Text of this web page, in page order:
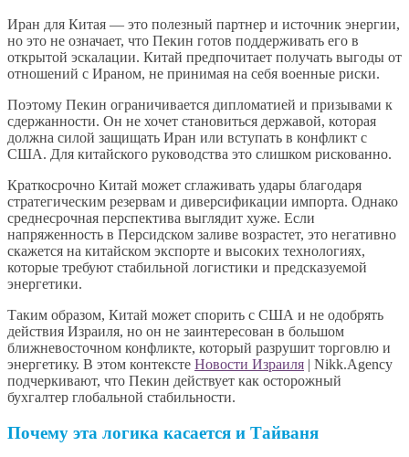
Иран для Китая — это полезный партнер и источник энергии,
но это не означает, что Пекин готов поддерживать его в
открытой эскалации. Китай предпочитает получать выгоды от
отношений с Ираном, не принимая на себя военные риски.
Поэтому Пекин ограничивается дипломатией и призывами к
сдержанности. Он не хочет становиться державой, которая
должна силой защищать Иран или вступать в конфликт с
США. Для китайского руководства это слишком рискованно.
Краткосрочно Китай может сглаживать удары благодаря
стратегическим резервам и диверсификации импорта. Однако
среднесрочная перспектива выглядит хуже. Если
напряженность в Персидском заливе возрастет, это негативно
скажется на китайском экспорте и высоких технологиях,
которые требуют стабильной логистики и предсказуемой
энергетики.
Таким образом, Китай может спорить с США и не одобрять
действия Израиля, но он не заинтересован в большом
ближневосточном конфликте, который разрушит торговлю и
энергетику. В этом контексте Новости Израиля | Nikk.Agency
подчеркивают, что Пекин действует как осторожный
бухгалтер глобальной стабильности.
Почему эта логика касается и Тайваня